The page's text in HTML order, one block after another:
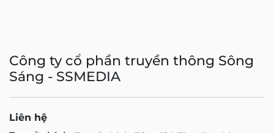
Công ty cổ phần truyền thông Sông
Sáng - SSMEDIA
Liên hệ